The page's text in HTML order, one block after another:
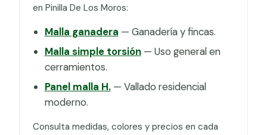
en Pinilla De Los Moros:
Malla ganadera — Ganadería y fincas.
Malla simple torsión— Uso general en
cerramientos.
Panel malla H.— Vallado residencial
moderno.
Consulta medidas, colores y precios en cada